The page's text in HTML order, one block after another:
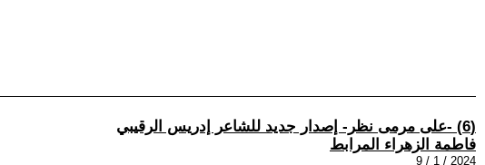
(6) -على مرمى نظر- إصدار جديد للشاعر إدريس الرقيبي
فاطمة الزهراء المرابط
2024 / 1 / 9